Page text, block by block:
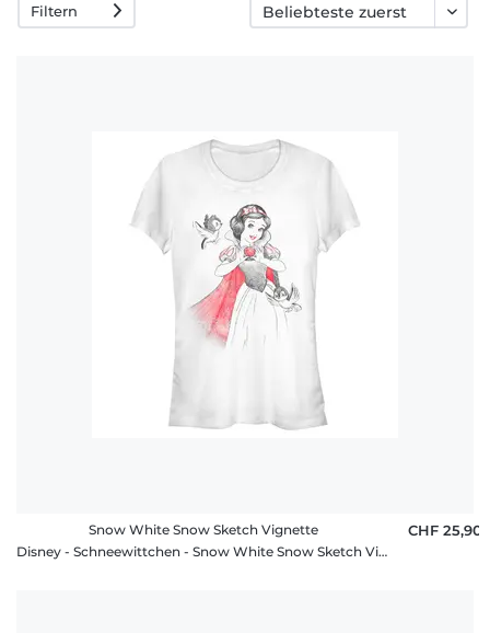
Häufige
Filtern
Snow White Snow Sketch Vignette
Disney - Schneewittchen - Snow White Snow Sketch Vignette - Frauen T-Shirt
CHF 25,90